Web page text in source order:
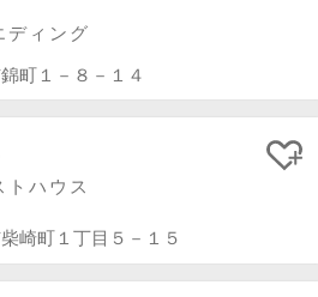
ディング
町１－８－１４
トハウス
崎町１丁目５－１５